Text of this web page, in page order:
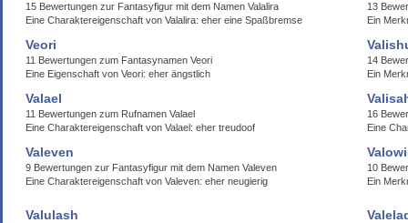
15 Bewertungen zur Fantasyfigur mit dem Namen Valalira
Eine Charaktereigenschaft von Valalira: eher eine Spaßbremse
13
Ein
Veori
11 Bewertungen zum Fantasynamen Veori
Eine Eigenschaft von Veori: eher ängstlich
14
Ein
Valael
11 Bewertungen zum Rufnamen Valael
Eine Charaktereigenschaft von Valael: eher treudoof
16
Eine
Valeven
9 Bewertungen zur Fantasyfigur mit dem Namen Valeven
Eine Charaktereigenschaft von Valeven: eher neugierig
10
Ein
Valulash